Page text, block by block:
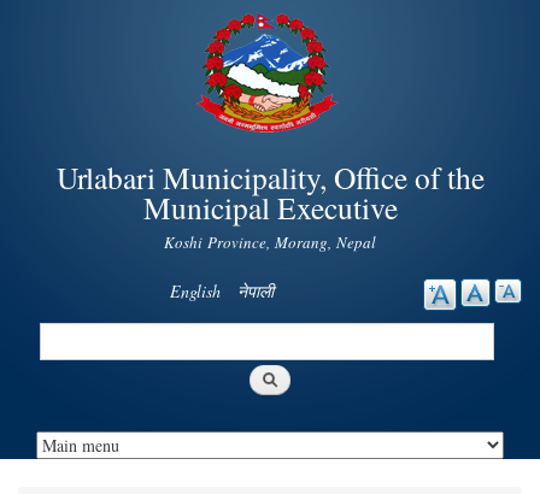
Skip to
main
content
Urlabari Municipality, Office of the
Municipal Executive
Koshi Province, Morang, Nepal
English नेपाली
Search